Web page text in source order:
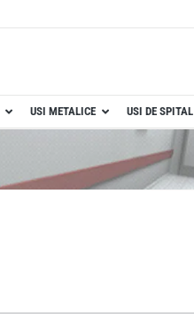
USI METALICE USI DE SPITAL